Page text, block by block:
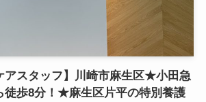
アスタッフ】川崎市麻生区★小田急
徒歩8分！★麻生区片平の特別養護